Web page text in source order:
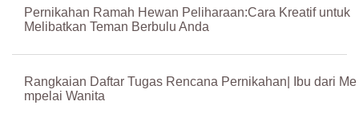
Pernikahan Ramah Hewan Peliharaan:Cara Kreatif untuk
Melibatkan Teman Berbulu Anda
Rangkaian Daftar Tugas Rencana Pernikahan| Ibu dari Me
mpelai Wanita